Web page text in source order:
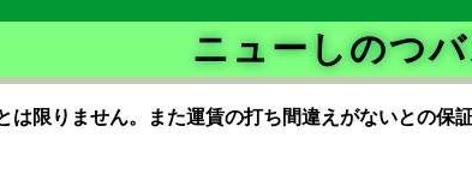
ニューしのつ
は限りません。また運賃の打ち間違えがないとの